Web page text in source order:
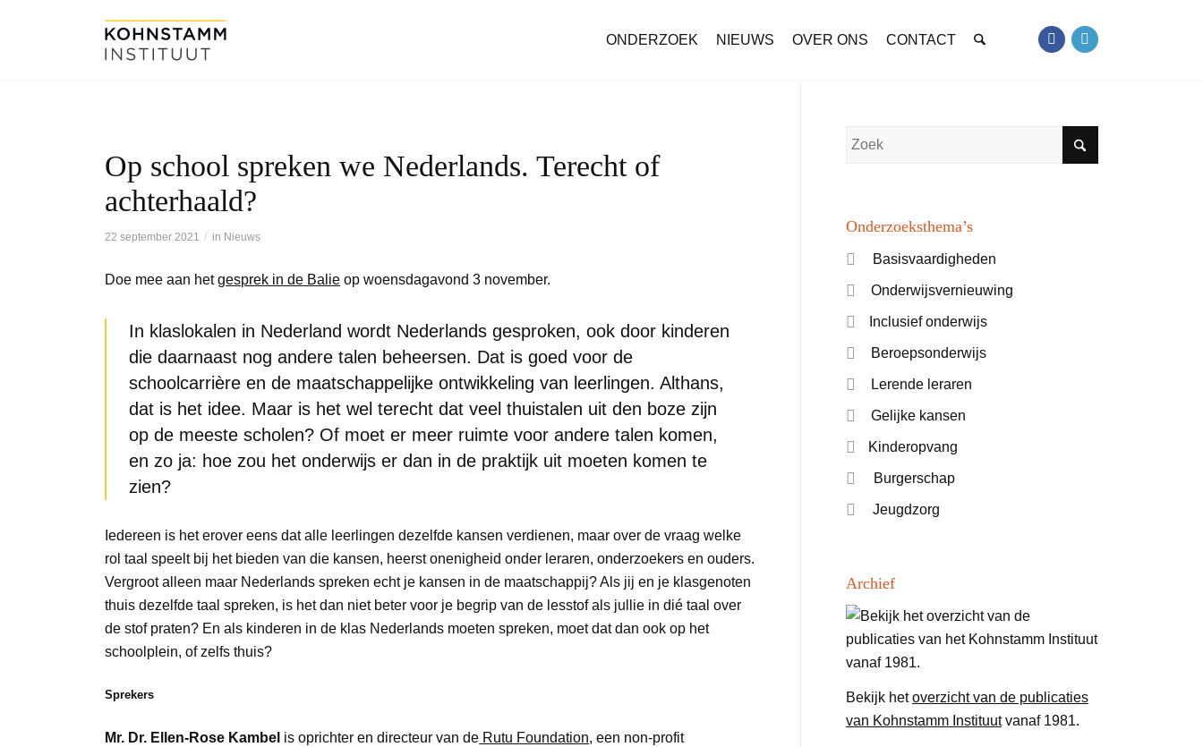
ONDERZOEK NIEUWS OVER ONS CONTACT
Op school spreken we Nederlands. Terecht of
achterhaald?
22 september 2021 / in Nieuws
Doe mee aan hetgesprek in de Balie op woensdagavond 3 november.
In klaslokalen in Nederland wordt Nederlands gesproken, ook door kinderen
die daarnaast nog andere talen beheersen. Dat is goed voor de
schoolcarrière en de maatschappelijke ontwikkeling van leerlingen. Althans,
dat is het idee. Maar is het wel terecht dat veel thuistalen uit den boze zijn
op de meeste scholen? Of moet er meer ruimte voor andere talen komen,
en zo ja: hoe zou het onderwijs er dan in de praktijk uit moeten komen te
zien?
Iedereen is het erover eens dat alle leerlingen dezelfde kansen verdienen, maar over de vraag welke
rol taal speelt bij het bieden van die kansen, heerst onenigheid onder leraren, onderzoekers en ouders.
Vergroot alleen maar Nederlands spreken echt je kansen in de maatschappij? Als jij en je klasgenoten
thuis dezelfde taal spreken, is het dan niet beter voor je begrip van de lesstof als jullie in dié taal over
de stof praten? En als kinderen in de klas Nederlands moeten spreken, moet dat dan ook op het
schoolplein, of zelfs thuis?
Sprekers
Mr. Dr. Ellen-Rose Kambel is oprichter en directeur van de Rutu Foundation, een non-profit
Onderzoeksthema’s
Basisvaardigheden
Onderwijsvernieuwing
Inclusief onderwijs
Beroepsonderwijs
Lerende leraren
Gelijke kansen
Kinderopvang
Burgerschap
Jeugdzorg
Archief
Bekijk hetoverzicht van de publicaties
van Kohnstamm Instituutvanaf 1981.